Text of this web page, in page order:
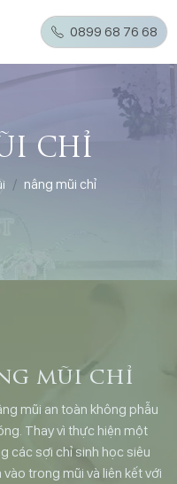
0899 68 76 68
CHỈ
nâng mũi chỉ
mũi chỉ
mũi an toàn không phẫu
Thay vì thực hiện một
các sợi chỉ sinh học siêu
trong mũi và liên kết với